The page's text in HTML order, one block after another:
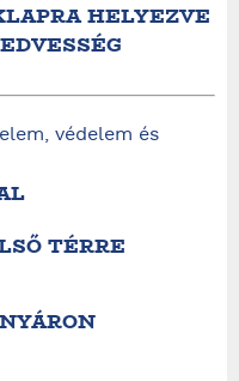
HELYEZVE
védelem és
TÉRRE